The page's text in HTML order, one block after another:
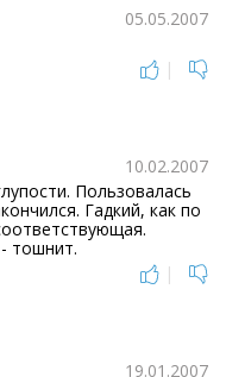
05.05.2007
|
10.02.2007
Пользовалась
Гадкий, как по
тошнит.
|
19.01.2007